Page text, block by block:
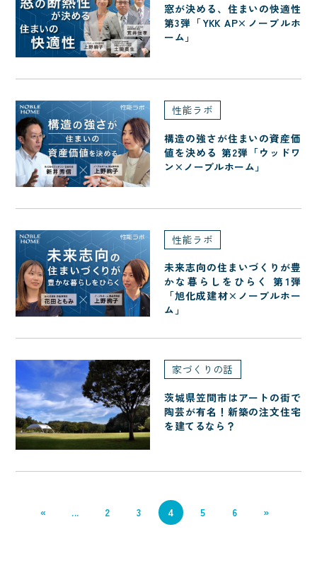
窓が決める、住まいの快適性
第3弾「YKK AP×ノーブルホ
ーム」
性能ラボ
構造の強さが住まいの資産価
値を決める 第2弾「ウッドワ
ン×ノーブルホーム」
性能ラボ
未来志向の住まいづくりが豊
かな暮らしをひらく 第1弾
「旭化成建材×ノーブルホー
ム」
家づくりの話
茨城県笠間市はアートの街で
陶芸が有名！新築の注文住宅
を建てるなら？
« ... 2 3 4 5 6 »